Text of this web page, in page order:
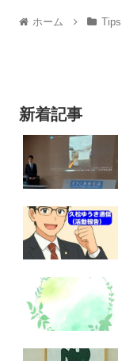
ホーム Tips
新着記事